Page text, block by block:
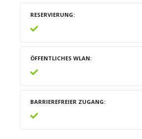
RESERVIERUNG
ÖFFENTLICHES WLAN
BARRIEREFREIER ZUGANG